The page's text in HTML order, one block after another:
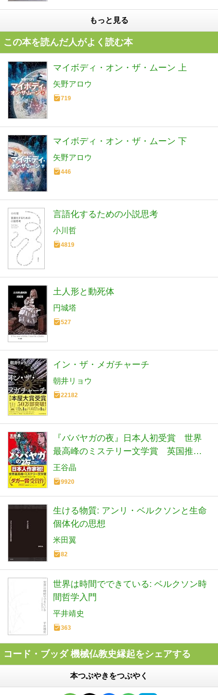
もっと見る
この本を読んだ人がよく読む本
マイボディ・オン・ザ・ムーン 上
矢野アロウ
719
マイボディ・オン・ザ・ムーン 下
矢野アロウ
446
言語化するための小説思考
小川哲
4819
土人形と動死体
円城塔
527
イン・ザ・メガチャーチ
朝井リョウ
22182
『ババヤガの夜』日本人初受賞 世界
最高峰のミステリー文学賞 英国推理
作家協会賞(ダガー賞） (河出文庫 お 46-
1)
王谷晶
9920
生ける物質: アンリ・ベルクソンと生命
個体化の思想
米田翼
82
世界は時間でできている: ベルクソン時
間哲学入門
平井靖史
363
コード・ブッダ 機械仏教史縁起をシェアする
本つぶやきをつぶやく